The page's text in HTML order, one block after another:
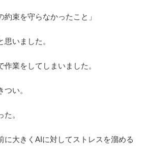
束を守らなかったこと」
いました。
業をしてしまいました。
い。
。
に大きくAIに対してストレスを溜める